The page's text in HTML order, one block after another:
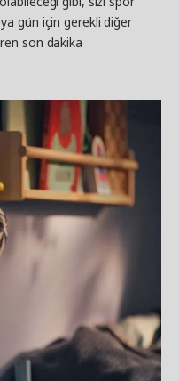
gün için gerekli diğer
son dakika